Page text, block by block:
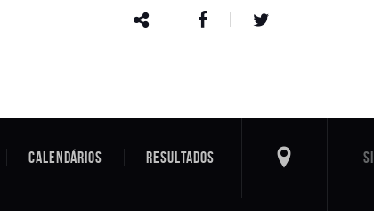
Calendários Resultados